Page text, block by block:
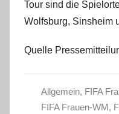
Tour sind die
Wolfsburg, Sinsheim
Quelle
Allgemein, FIFA
FIFA Frauen-WM,